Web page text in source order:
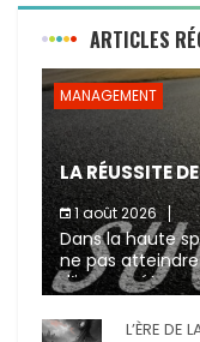
ARTICLES
MANAGEMENT
LA RÉUSSITE
1 août 2026
Dans la haute
ne pas
diverses
L’ÈRE DE